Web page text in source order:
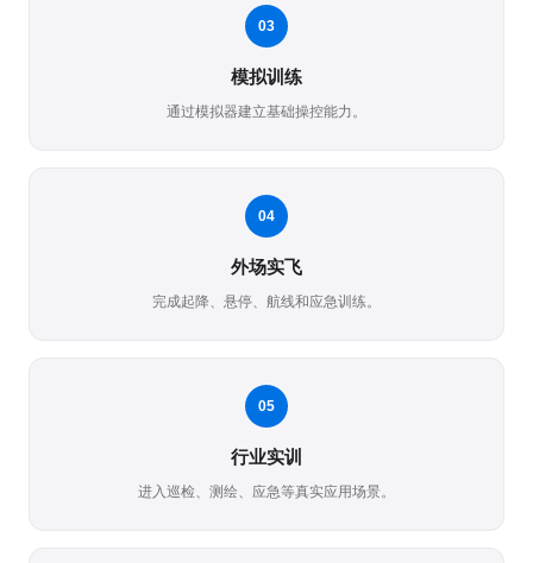
03
模拟训练
通过模拟器建立基础操控能力。
04
外场实飞
完成起降、悬停、航线和应急训练。
05
行业实训
进入巡检、测绘、应急等真实应用场景。